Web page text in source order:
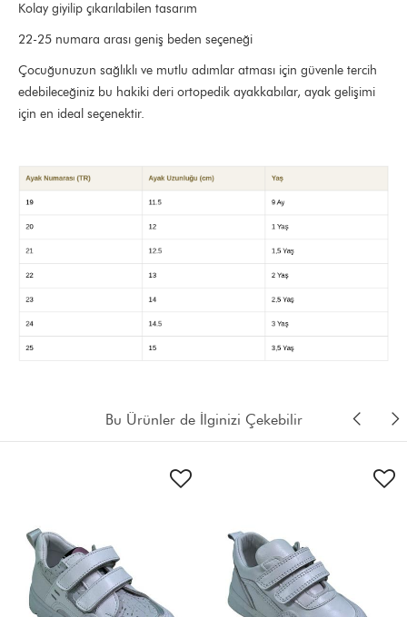
Kolay giyilip çıkarılabilen tasarım
22-25 numara arası geniş beden seçeneği
Çocuğunuzun sağlıklı ve mutlu adımlar atması için güvenle tercih
edebileceğiniz bu hakiki deri ortopedik ayakkabılar, ayak gelişimi
için en ideal seçenektir.
Bu Ürünler de İlginizi Çekebilir